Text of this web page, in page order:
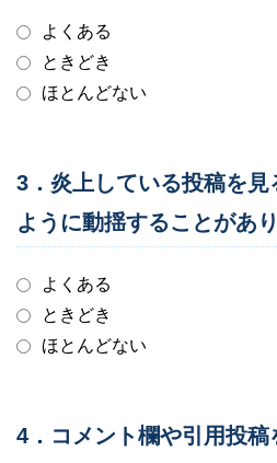
よくある
ときどき
ほとんどない
3．炎上している投稿を
ように動揺することがあ
よくある
ときどき
ほとんどない
4．コメント欄や引用投